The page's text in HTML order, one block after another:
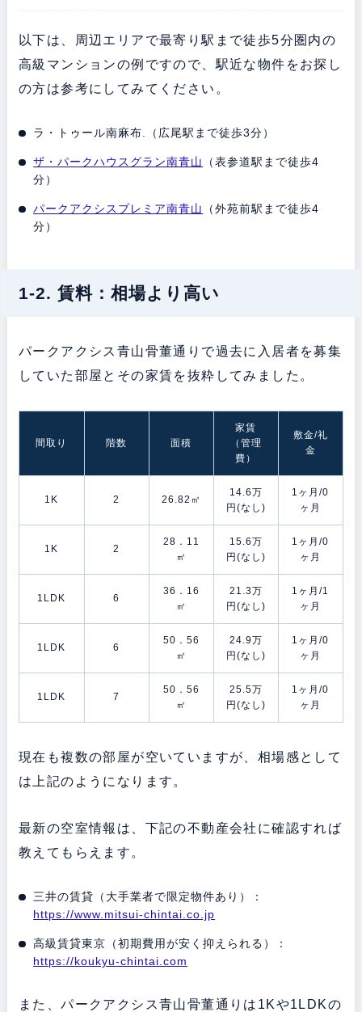
以下は、周辺エリアで最寄り駅まで徒歩5分圏内の
高級マンションの例ですので、駅近な物件をお探し
の方は参考にしてみてください。
ラ・トゥール南麻布.（広尾駅まで徒歩3分）
ザ・パークハウスグラン南青山
（表参道駅まで徒歩4
分）
パークアクシスプレミア南青山
（外苑前駅まで徒歩4
分）
1-2. 賃料：相場より高い
パークアクシス青山骨董通りで過去に入居者を募集
していた部屋とその家賃を抜粋してみました。
間取り 階数 面積
家賃
（管理
費）
敷金/礼
金
1K 2 26.82㎡
14.6万
円(なし)
1ヶ月/0
ヶ月
1K 2
28．11
㎡
15.6万
円(なし)
1ヶ月/0
ヶ月
1LDK 6
36．16
㎡
21.3万
円(なし)
1ヶ月/1
ヶ月
1LDK 6
50．56
㎡
24.9万
円(なし)
1ヶ月/0
ヶ月
1LDK 7
50．56
㎡
25.5万
円(なし)
1ヶ月/0
ヶ月
現在も複数の部屋が空いていますが、相場感として
は上記のようになります。
最新の空室情報は、下記の不動産会社に確認すれば
教えてもらえます。
三井の賃貸（大手業者で限定物件あり）：
https://www.mitsui-chintai.co.jp
高級賃貸東京（初期費用が安く抑えられる）：
https://koukyu-chintai.com
また、パークアクシス青山骨董通りは1Kや1LDKの